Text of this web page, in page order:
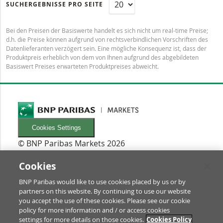
SUCHERGEBNISSE PRO SEITE
Bei den Preisen der Basiswerte handelt es sich nicht um real-time Preise;
d.h. die Preise können aufgrund von rechtsverbindlichen Vorschriften des
Datenlieferanten verzögert sein. Eine mögliche Konsequenz ist, dass der
Produktpreis erheblich von dem von Ihnen aufgrund des abgebildeten
Basiswert Preises erwarteten Produktpreises abweicht.
Cookies Settings
© BNP Paribas Markets 2026
Newsletters
Glossar
RECHTLICHES
Nutzungsbedingungen/Rechtliche Hinweise
Cookies
BNP Paribas would like to use cookies placed by us or by
partners on this website. By continuing to use our website
you accept the use of these cookies. Please see our cookie
policy for more information and / or access cookies
settings for more details on those cookies. Cookies Policy